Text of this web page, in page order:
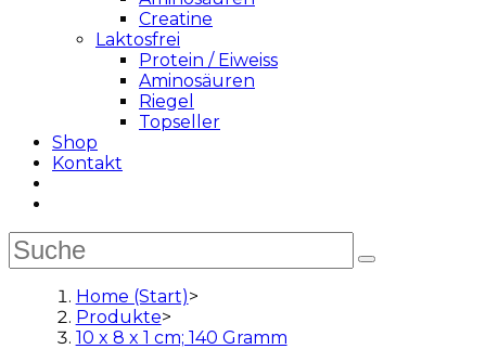
Creatine
Laktosfrei
Protein / Eiweiss
Aminosäuren
Riegel
Topseller
Shop
Kontakt
Home (Start)>
Produkte>
10 x 8 x 1 cm; 140 Gramm